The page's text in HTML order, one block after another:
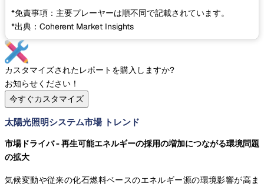
*免責事項：主要プレーヤーは順不同で記載されています。
*出典：Coherent Market Insights
カスタマイズされたレポートを購入しますか?
お知らせください！
今すぐカスタマイズ
太陽光照明システム市場 トレンド
市場ドライバ - 再生可能エネルギーの採用の増加につながる環境問題
の拡大
気候変動や従来の化石燃料ベースのエネルギー源の環境影響が高ま